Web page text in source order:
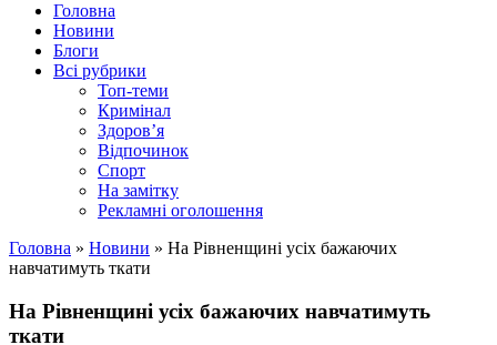
Головна
Новини
Блоги
Всі рубрики
Топ-теми
Кримінал
Здоров’я
Відпочинок
Спорт
На замітку
Рекламні оголошення
Головна » Новини » На Рівненщині усіх бажаючих
навчатимуть ткати
На Рівненщині усіх бажаючих навчатимуть
ткати